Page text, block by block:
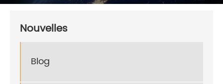
Nouvelles
Blog